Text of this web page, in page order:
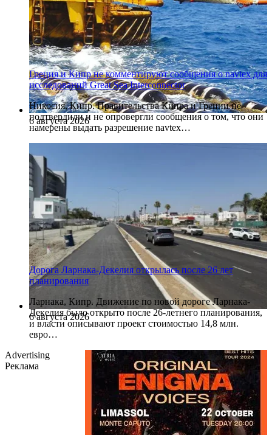
6 августа 2026
Греция и Кипр не комментируют сообщения о navtex для
исследований Great Sea Interconnector
Никосия, Кипр. Правительства Кипра и Греции не
подтвердили и не опровергли сообщения о том, что они
намерены выдать разрешение navtex…
6 августа 2026
Дорога Ларнака-Декелия открылась после 26 лет
планирования
Ларнака, Кипр. Движение по новой дороге Ларнака-
Декелия было открыто после 26-летнего планирования,
и власти описывают проект стоимостью 14,8 млн.
евро…
Advertising
Реклама